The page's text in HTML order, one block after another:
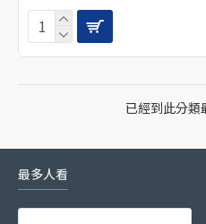
已經到此分類
最多人看